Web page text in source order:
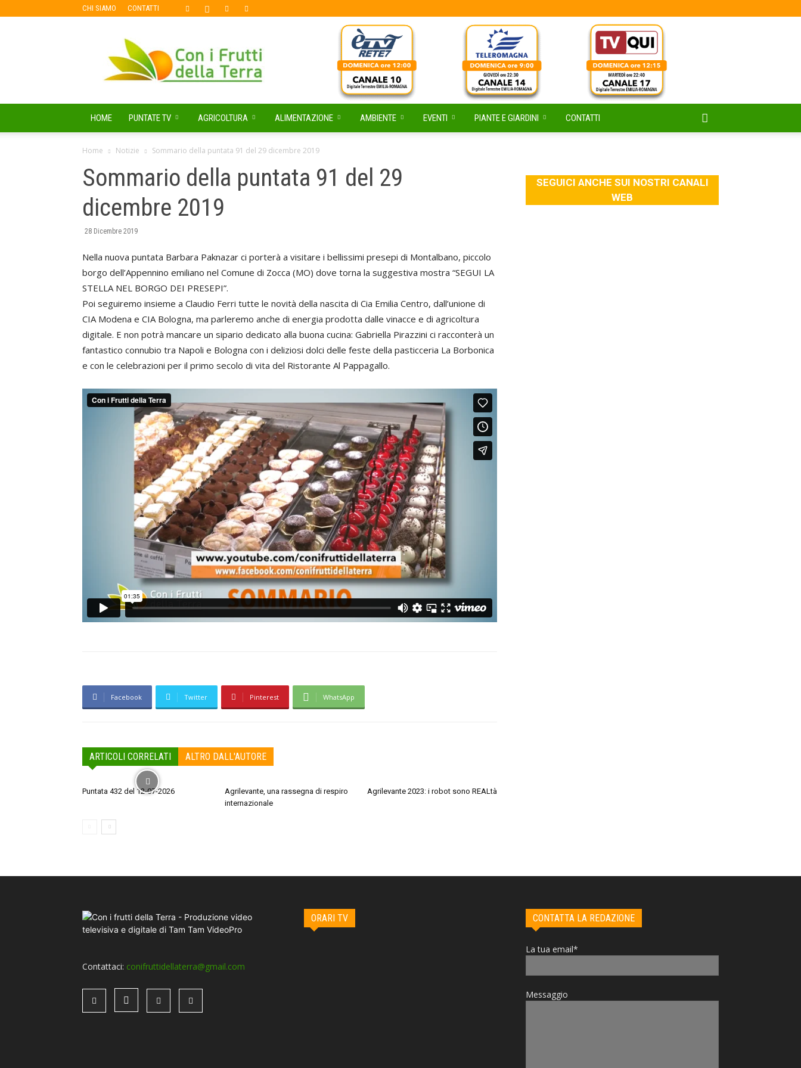
CHI SIAMO CONTATTI
i
Frutti
della
HOME PUNTATE TV AGRICOLTURA ALIMENTAZIONE AMBIENTE EVENTI PIANTE E GIARDINI CONTATTI
Home Notizie Sommario della puntata 91 del 29 dicembre 2019
Sommario della puntata 91 del 29
dicembre 2019
28 Dicembre 2019
Nella nuova puntata Barbara Paknazar ci porterà a visitare i bellissimi presepi di Montalbano, piccolo
borgo dell’Appennino emiliano nel Comune di Zocca (MO) dove torna la suggestiva mostra “SEGUI LA
STELLA NEL BORGO DEI PRESEPI”.
Poi seguiremo insieme a Claudio Ferri tutte le novità della nascita di Cia Emilia Centro, dall’unione di
CIA Modena e CIA Bologna, ma parleremo anche di energia prodotta dalle vinacce e di agricoltura
digitale. E non potrà mancare un sipario dedicato alla buona cucina: Gabriella Pirazzini ci racconterà un
fantastico connubio tra Napoli e Bologna con i deliziosi dolci delle feste della pasticceria La Borbonica
e con le celebrazioni per il primo secolo di vita del Ristorante Al Pappagallo.
Facebook Twitter Pinterest WhatsApp
ARTICOLI CORRELATI ALTRO DALL'AUTORE
Puntata 432 del 12-07-2026
Agrilevante, una rassegna di respiro
internazionale
Agrilevante 2023: i robot sono REALtà
SEGUICI ANCHE SUI NOSTRI CANALI
WEB
Contattaci: conifruttidellaterra@gmail.com
ORARI TV CONTATTA LA REDAZIONE
La tua email*
Messaggio